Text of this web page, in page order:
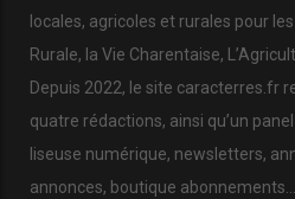
locales, agricoles et rurales pour
Rurale, la Vie Charentaise,
Depuis 2022, le site caracterres.fr
quatre rédactions, ainsi qu’un
liseuse numérique, newsletters,
annonces, boutique abonnements…